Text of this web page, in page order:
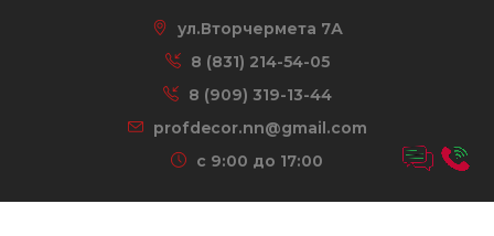
ул.Вторчермета 7А
8 (831) 214-54-05
8 (909) 319-13-44
profdecor.nn@gmail.com
c 9:00 до 17:00